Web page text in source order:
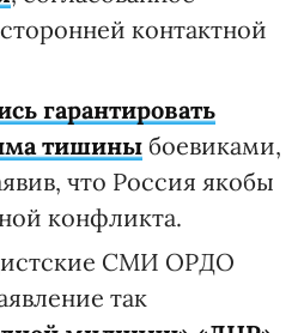
контактной
гарантировать
тишины боевиками,
что Россия якобы
конфликта.
СМИ ОРДО
так